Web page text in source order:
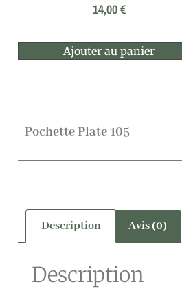
14,00€
Ajouter au panier
Pochette Plate 105
Description Avis (0)
Description